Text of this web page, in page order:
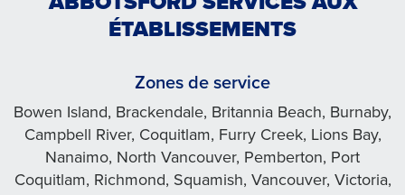
ÉTABLISSEMENTS
Zones de service
Bowen Island, Brackendale, Britannia Beach, Burnaby,
Campbell River, Coquitlam, Furry Creek, Lions Bay,
Nanaimo, North Vancouver, Pemberton, Port
Coquitlam, Richmond, Squamish, Vancouver, Victoria,